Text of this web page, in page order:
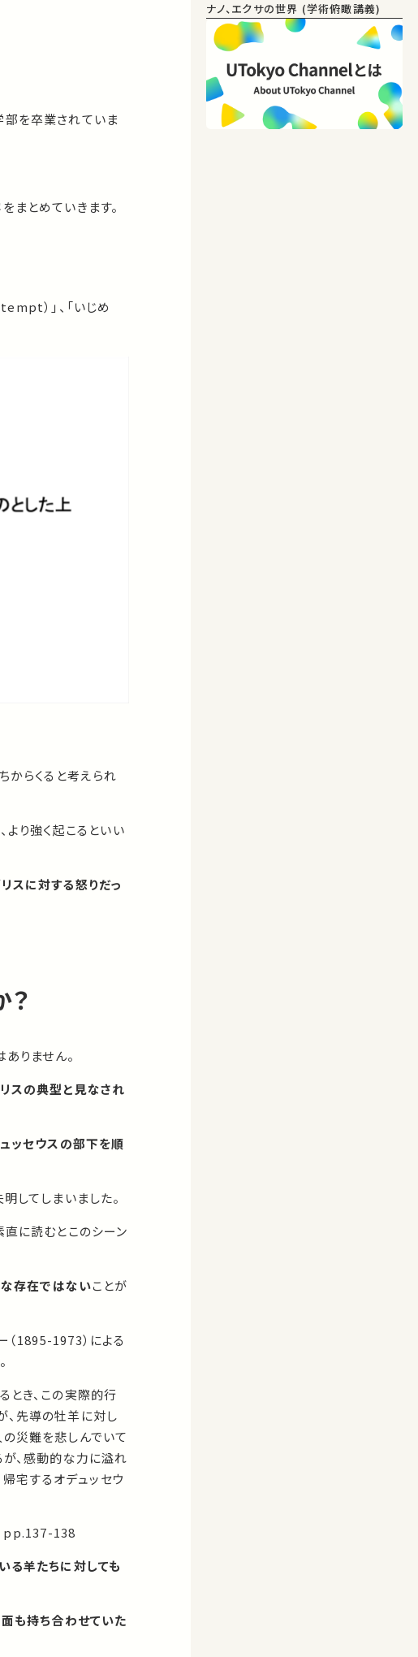
部を卒業されていま
まとめていきます。
）」、「いじめ
からくると考えられ
より強く起こるといい
スに対する怒りだっ
りません。
スの典型と見なされ
ッセウスの部下を順
してしまいました。
直に読むとこのシーン
存在ではないことが
（1895-1973）による
とき、この実際的行
、先導の牡羊に対し
災難を悲しんでいて
が、感動的な力に溢れ
帰宅するオデュッセウ
pp.137-138
る羊たちに対しても
も持ち合わせていた
ナノ、エクサの世界 (学術俯瞰講義)